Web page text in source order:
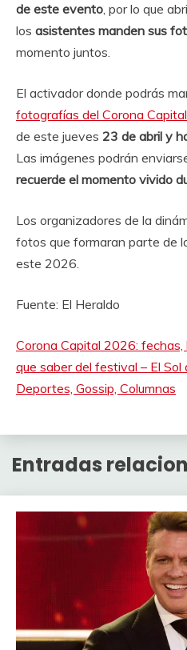
de este evento, por lo que
los asistentes manden sus
momento juntos.
El activador donde podrás
fotografías del Corona Capital
de este jueves 23 de abril y
Las imágenes podrán
recuerde el momento vivido
Los organizadores de la
fotos que formaran parte de
este 2026.
Fuente: El Heraldo
Corona Capital 2026:
que saber del festival – El
Deportes, Gossip, Columnas
Entradas